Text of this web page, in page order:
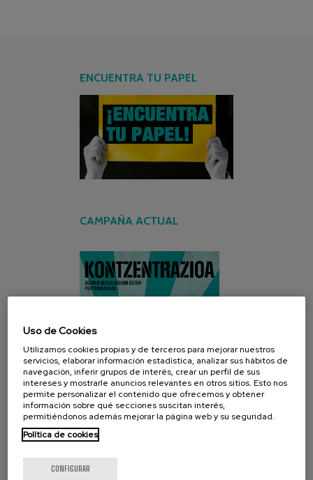
ENCUENTRA TU PAPEL
CAMPAÑA ACTUAL
Uso de Cookies
Utilizamos cookies propias y de terceros para mejorar nuestros
servicios, elaborar información estadística, analizar sus hábitos de
navegación, inferir grupos de interés, crear un perfil de sus
intereses y mostrarle anuncios relevantes en otros sitios. Esto nos
permite personalizar el contenido que ofrecemos y obtener
información sobre qué secciones suscitan interés,
permitiéndonos además mejorar la página web y su seguridad.
Política de cookies
CONFIGURAR